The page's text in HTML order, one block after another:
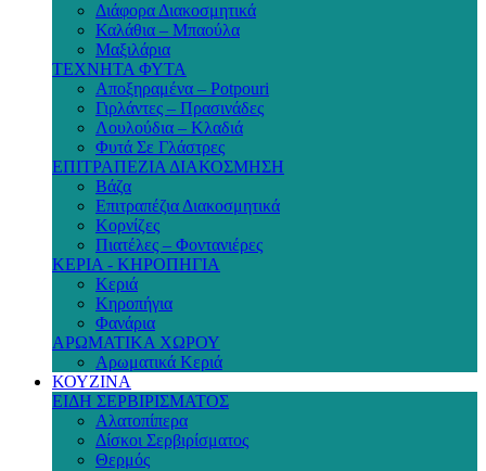
Διάφορα Διακοσμητικά
Καλάθια – Μπαούλα
Μαξιλάρια
ΤΕΧΝΗΤΑ ΦΥΤΑ
Αποξηραμένα – Potpouri
Γιρλάντες – Πρασινάδες
Λουλούδια – Κλαδιά
Φυτά Σε Γλάστρες
ΕΠΙΤΡΑΠΕΖΙΑ ΔΙΑΚΟΣΜΗΣΗ
Βάζα
Επιτραπέζια Διακοσμητικά
Κορνίζες
Πιατέλες – Φοντανιέρες
ΚΕΡΙΑ - ΚΗΡΟΠΗΓΙΑ
Κεριά
Κηροπήγια
Φανάρια
ΑΡΩΜΑΤΙΚΑ ΧΩΡΟΥ
Αρωματικά Κεριά
ΚΟΥΖΙΝΑ
ΕΙΔΗ ΣΕΡΒΙΡΙΣΜΑΤΟΣ
Αλατοπίπερα
Δίσκοι Σερβιρίσματος
Θερμός